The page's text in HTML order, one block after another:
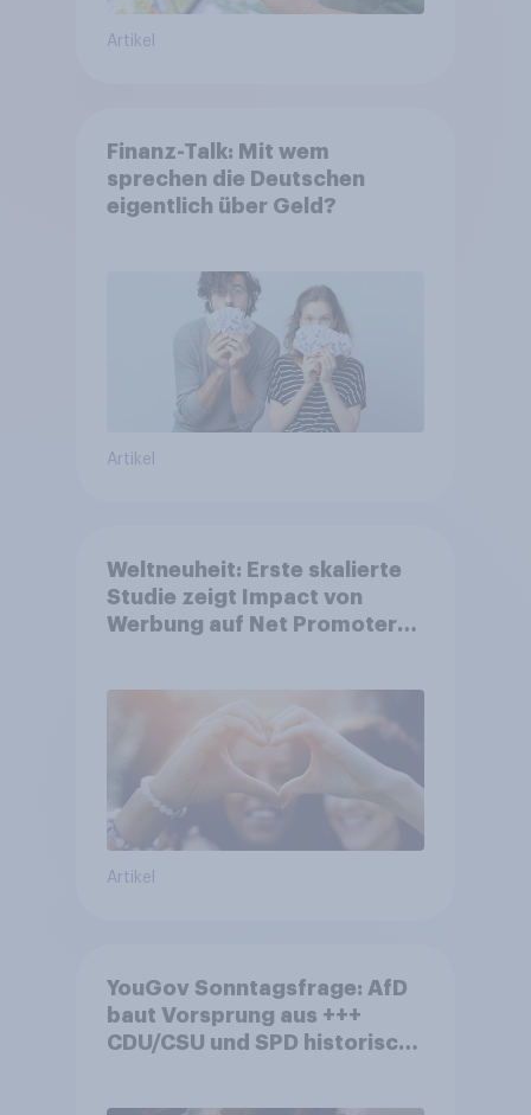
Artikel
Finanz-Talk: Mit wem
sprechen die Deutschen
eigentlich über Geld?
Artikel
Weltneuheit: Erste skalierte
Studie zeigt Impact von
Werbung auf Net Promoter
Artikel
YouGov Sonntagsfrage: AfD
baut Vorsprung aus +++
CDU/CSU und SPD historisch